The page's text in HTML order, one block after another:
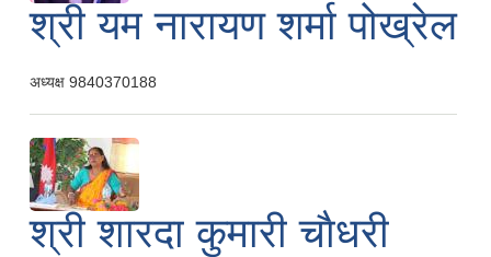
श्री यम नारायण शर्मा पोख्रेल
अध्यक्ष 9840370188
श्री शारदा कुमारी चाैधरी